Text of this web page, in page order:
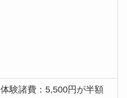
体験諸費：5,500円が半額